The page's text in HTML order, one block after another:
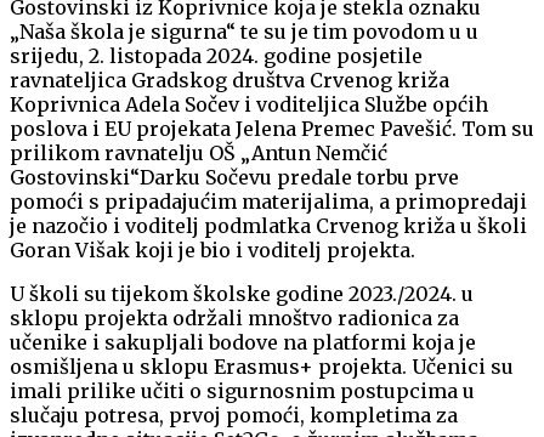
Gostovinski iz Koprivnice koja je stekla oznaku
„Naša škola je sigurna“ te su je tim povodom u u
srijedu, 2. listopada 2024. godine posjetile
ravnateljica Gradskog društva Crvenog križa
Koprivnica Adela Sočev i voditeljica Službe općih
poslova i EU projekata Jelena Premec Pavešić. Tom su
prilikom ravnatelju OŠ „Antun Nemčić
Gostovinski“Darku Sočevu predale torbu prve
pomoći s pripadajućim materijalima, a primopredaji
je nazočio i voditelj podmlatka Crvenog križa u školi
Goran Višak koji je bio i voditelj projekta.
U školi su tijekom školske godine 2023./2024. u
sklopu projekta održali mnoštvo radionica za
učenike i sakupljali bodove na platformi koja je
osmišljena u sklopu Erasmus+ projekta. Učenici su
imali prilike učiti o sigurnosnim postupcima u
slučaju potresa, prvoj pomoći, kompletima za